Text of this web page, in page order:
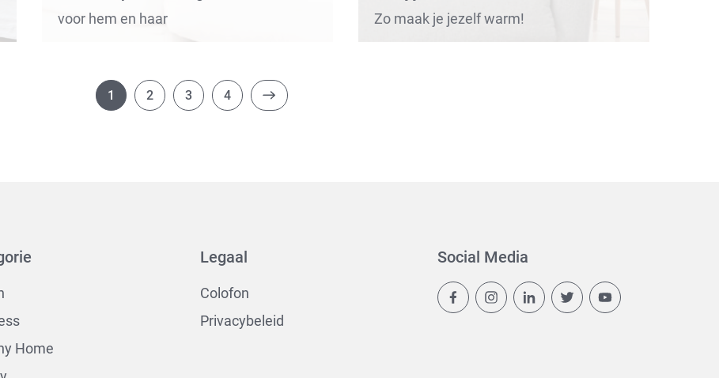
voor hem en haar Zo maak je jezelf warm!
1 2 3 4
Home
Legaal
Colofon
Privacybeleid
Social Media